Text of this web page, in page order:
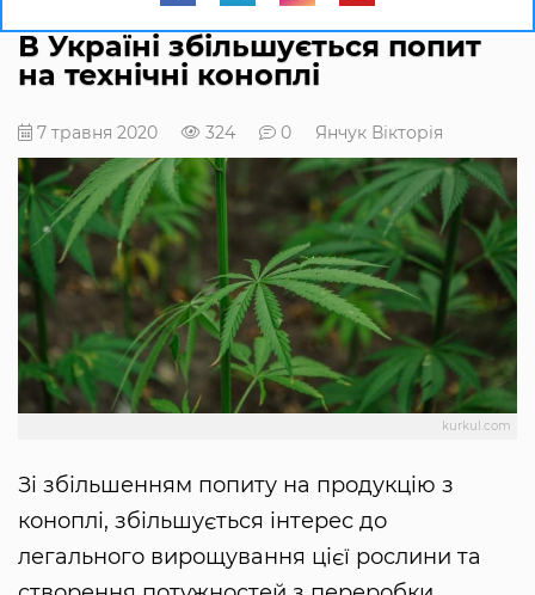
В Україні збільшується попит
на технічні коноплі
7 травня 2020 324 0 Янчук Вікторія
kurkul.com
Зі збільшенням попиту на продукцію з
коноплі, збільшується інтерес до
легального вирощування цієї рослини та